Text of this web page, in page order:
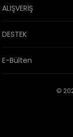
ALIŞVERİŞ
DESTEK
E-Bülten
©